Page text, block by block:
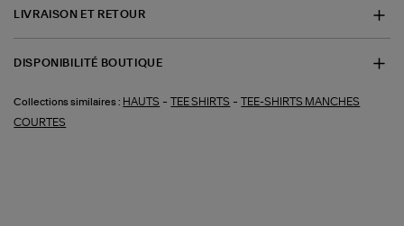
LIVRAISON ET RETOUR
DISPONIBILITÉ BOUTIQUE
Collections similaires : HAUTS - TEE SHIRTS - TEE-SHIRTS MANCHES
COURTES